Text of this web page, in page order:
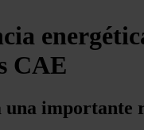
CAE
importante